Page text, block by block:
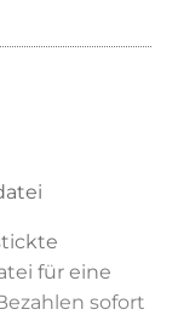
für eine
sofort